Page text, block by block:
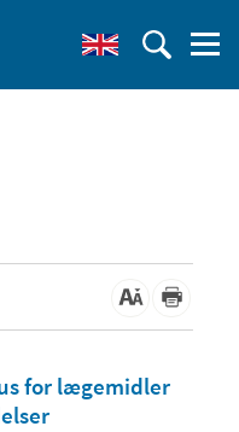
for lægemidler